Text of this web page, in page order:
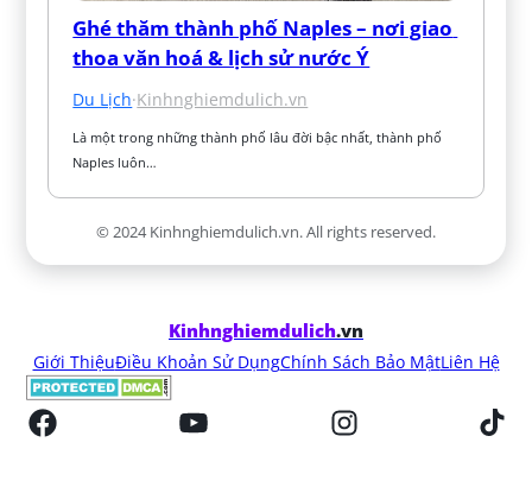
Ghé thăm thành phố Naples – nơi giao
thoa văn hoá & lịch sử nước Ý
Du Lịch·Kinhnghiemdulich.vn
Là một trong những thành phố lâu đời bậc nhất, thành phố
Naples luôn…
© 2024 Kinhnghiemdulich.vn. All rights reserved.
Kinhnghiemdulich.vn
Giới ThiệuĐiều Khoản Sử DụngChính Sách Bảo MậtLiên Hệ